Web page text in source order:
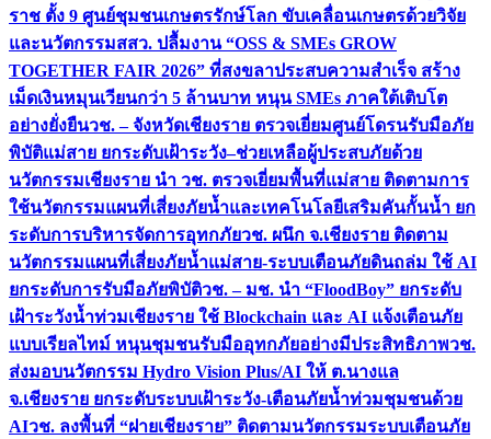
ราช ตั้ง 9 ศูนย์ชุมชนเกษตรรักษ์โลก ขับเคลื่อนเกษตรด้วยวิจัย
และนวัตกรรมสสว. ปลื้มงาน “OSS & SMEs GROW
TOGETHER FAIR 2026” ที่สงขลาประสบความสำเร็จ สร้าง
เม็ดเงินหมุนเวียนกว่า 5 ล้านบาท หนุน SMEs ภาคใต้เติบโต
อย่างยั่งยืนวช. – จังหวัดเชียงราย ตรวจเยี่ยมศูนย์โดรนรับมือภัย
พิบัติแม่สาย ยกระดับเฝ้าระวัง–ช่วยเหลือผู้ประสบภัยด้วย
นวัตกรรมเชียงราย นำ วช. ตรวจเยี่ยมพื้นที่แม่สาย ติดตามการ
ใช้นวัตกรรมแผนที่เสี่ยงภัยน้ำและเทคโนโลยีเสริมคันกั้นน้ำ ยก
ระดับการบริหารจัดการอุทกภัยวช. ผนึก จ.เชียงราย ติดตาม
นวัตกรรมแผนที่เสี่ยงภัยน้ำแม่สาย-ระบบเตือนภัยดินถล่ม ใช้ AI
ยกระดับการรับมือภัยพิบัติวช. – มช. นำ “FloodBoy” ยกระดับ
เฝ้าระวังน้ำท่วมเชียงราย ใช้ Blockchain และ AI แจ้งเตือนภัย
แบบเรียลไทม์ หนุนชุมชนรับมืออุทกภัยอย่างมีประสิทธิภาพวช.
ส่งมอบนวัตกรรม Hydro Vision Plus/AI ให้ ต.นางแล
จ.เชียงราย ยกระดับระบบเฝ้าระวัง-เตือนภัยน้ำท่วมชุมชนด้วย
AIวช. ลงพื้นที่ “ฝายเชียงราย” ติดตามนวัตกรรมระบบเตือนภัย